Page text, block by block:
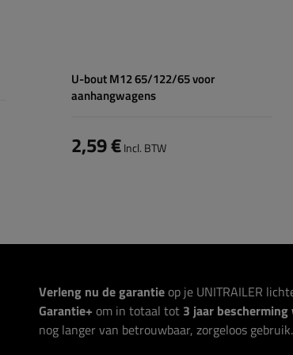
U-bout M12 65/122/65 voor
aanhangwagens
2,59 €Incl. BTW
Verleng nu de garantie op je UNITRAILER
Garantie+ om in totaal tot 3 jaar
nog langer van betrouwbaar, zorgeloos gebruik.